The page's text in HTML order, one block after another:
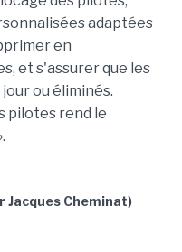
adaptées
en
et s'assurer que les
ou éliminés.
pilotes rend le
Jacques Cheminat)